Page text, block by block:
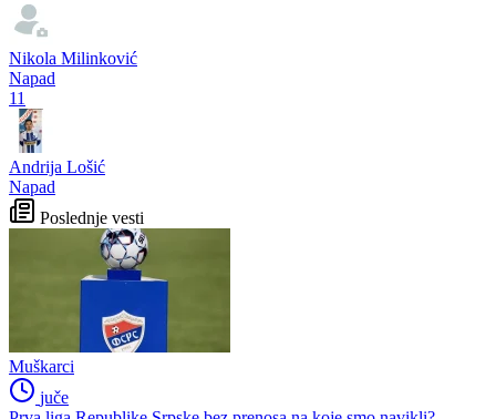
Nikola Milinković
Napad
11
Andrija Lošić
Napad
Poslednje vesti
Muškarci
juče